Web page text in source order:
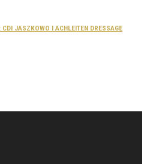
JASZKOWO I ACHLEITEN DRESSAGE